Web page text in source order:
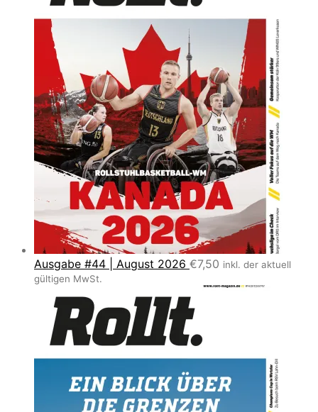
Ausgabe #44 | August 2026 €7,50 inkl. der aktuell
gültigen MwSt.